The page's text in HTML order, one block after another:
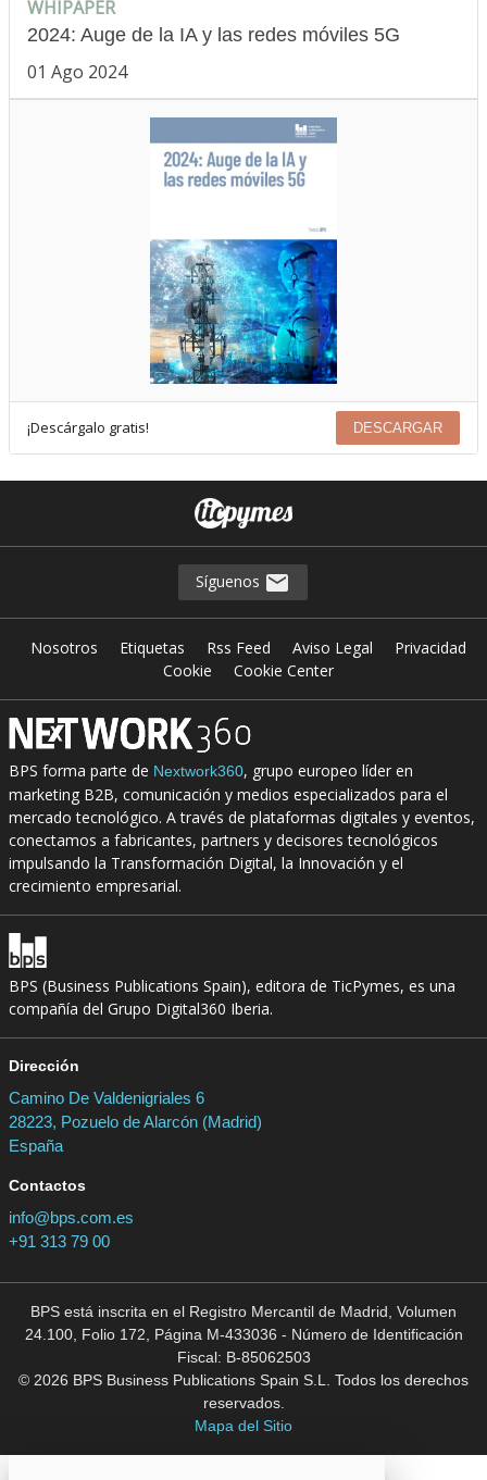
WHIPAPER
2024: Auge de la IA y las redes móviles 5G
01 Ago 2024
¡Descárgalo gratis! DESCARGAR
Síguenos
Nosotros Etiquetas Rss Feed Aviso Legal
Privacidad
Cookie
Cookie Center
BPS forma parte de Nextwork360, grupo europeo líder en
marketing B2B, comunicación y medios especializados para el
mercado tecnológico. A través de plataformas digitales y eventos,
conectamos a fabricantes, partners y decisores tecnológicos
impulsando la Transformación Digital, la Innovación y el
crecimiento empresarial.
BPS (Business Publications Spain), editora de TicPymes, es una
compañía del Grupo Digital360 Iberia.
Dirección
Camino De Valdenigriales 6
28223, Pozuelo de Alarcón (Madrid)
España
Contactos
info@bps.com.es
+91 313 79 00
BPS está inscrita en el Registro Mercantil de Madrid, Volumen
24.100, Folio 172, Página M-433036 - Número de Identificación
Fiscal: B-85062503
© 2026 BPS Business Publications Spain S.L. Todos los derechos
reservados.
Mapa del Sitio